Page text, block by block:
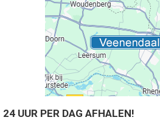
24 UUR PER DAG AFHALEN!